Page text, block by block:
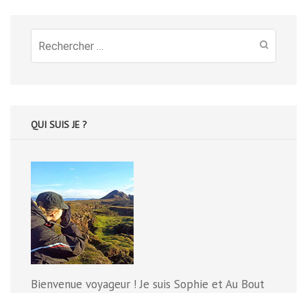
Recherche
pour
QUI SUIS JE ?
Bienvenue voyageur ! Je suis Sophie et Au Bout